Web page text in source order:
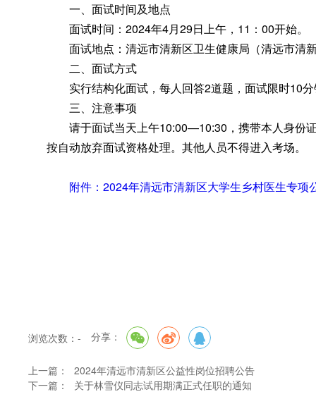
一、面试时间及地点
面试时间：2024年4月29日上午 ， 11：00开始。
面试地点：清远市清新区卫生健康局（清远市清
二、面试方式
实行结构化面试 ， 每人回答2道题，面试限时10
三、注意事项
请于面试当天上午10:00—10:30 ， 携带本人身份
按自动放弃面试资格处理。其他人员不得进入考场。
附件：2024年清远市清新区大学生乡村医生专项
浏览次数： - 分享：
上一篇：
2024年清远市清新区公益性岗位招聘公告
下一篇：
关于林雪仪同志试用期满正式任职的通知